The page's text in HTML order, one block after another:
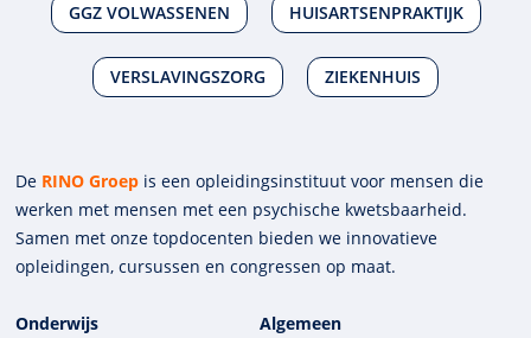
GGZ VOLWASSENEN HUISARTSENPRAKTIJK
VERSLAVINGSZORG ZIEKENHUIS
De RINO Groep is een opleidings­insti­tuut voor mensen die
werken met mensen met een psychische kwets­baar­heid.
Samen met onze top­docenten bieden we innova­tieve
opleidingen, cursussen en congres­sen op maat.
Onderwijs
Algemeen